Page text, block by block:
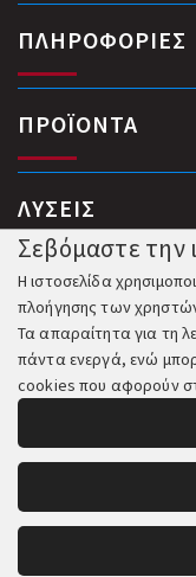
ΠΛΗΡΟΦΟΡΙΕΣ
ΠΡΟΪΟΝΤΑ
ΛΥΣΕΙΣ
© 2018-2026 All
Σεβόμαστε την
Η ιστοσελίδα
πλοήγησης των
Τα απαραίτητα για τη
πάντα ενεργά, ενώ
cookies που αφορούν